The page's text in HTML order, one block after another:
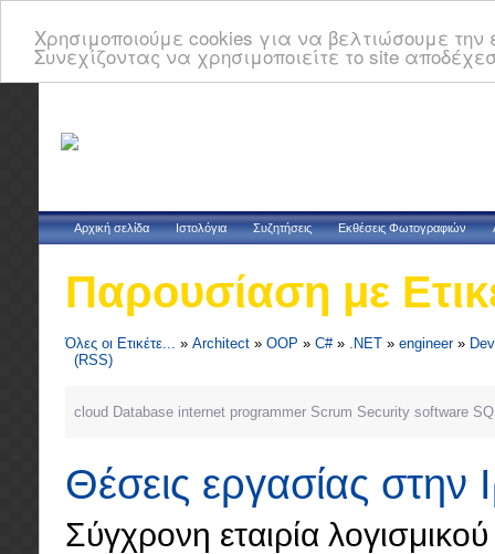
Χρησιμοποιούμε cookies για να βελτιώσουμε
Συνεχίζοντας να χρησιμοποιείτε το site
Αρχική σελίδα Ιστολόγια Συζητήσεις Εκθέσεις Φωτογραφιών
Παρουσίαση με
Όλες οι Ετικέτε... » Architect » OOP » C#» .NET » engineer»
(RSS)
cloud Database internet programmer Scrum Security software
Θέσεις εργασίας στην
Σύγχρονη εταιρία